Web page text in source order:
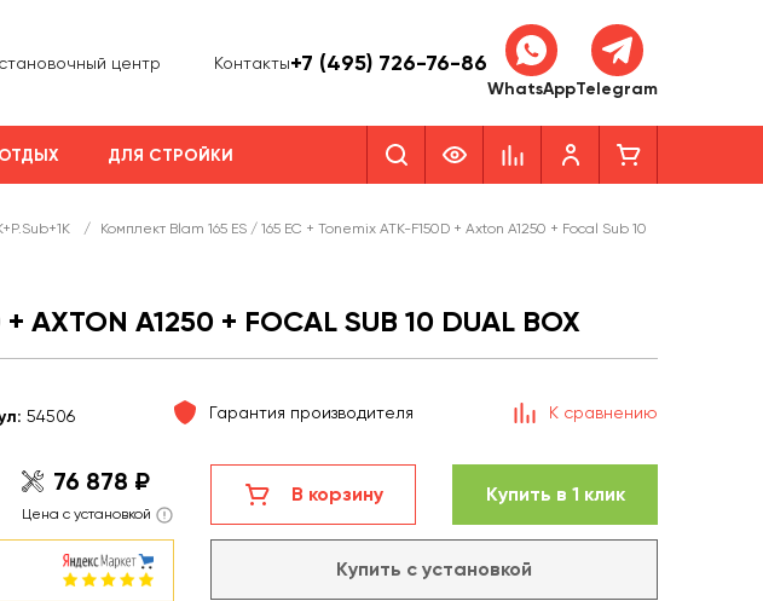
центр Контакты+7 (495) 726-76-86
WhatsAppTelegram
ДЛЯ СТРОЙКИ
/
Комплект Blam 165 ES / 165 EC + Tonemix ATK-F150D + Axton A1250 + Focal Sub 10
A1250 + FOCAL SUB 10 DUAL BOX
: 54506 Гарантия производителя К сравнению
76 878 ₽
Цена с установкой
В корзину Купить в 1 клик
Купить с установкой